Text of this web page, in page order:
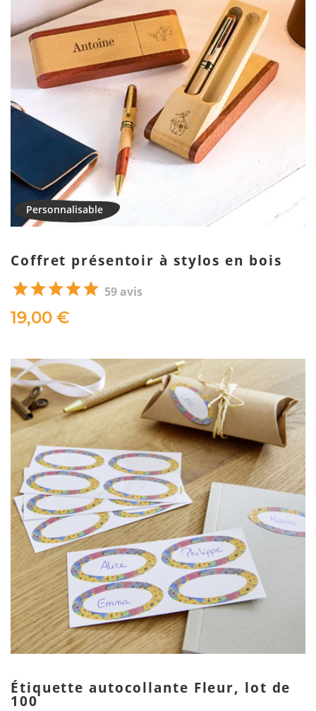
Coffret présentoir à stylos en bois
59 avis
19,00 €
Étiquette autocollante Fleur, lot de
100